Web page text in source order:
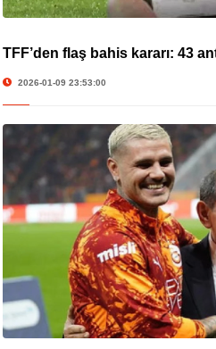
TFF’den flaş bahis kararı: 43
2026-01-09 23:53:00